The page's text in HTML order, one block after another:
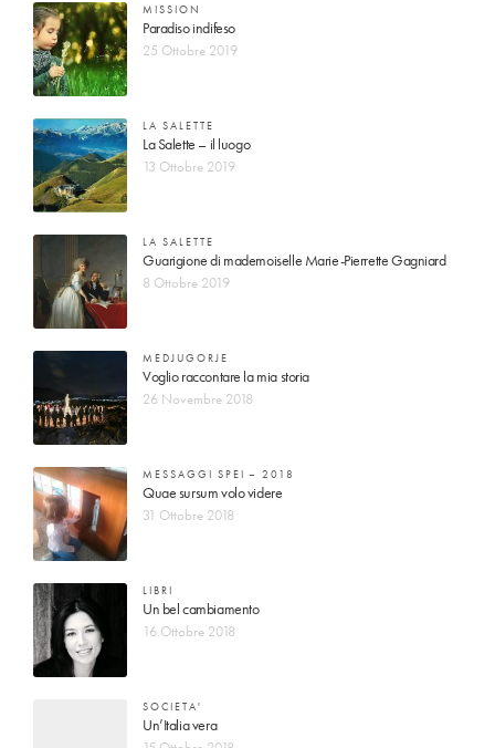
MISSION
Paradiso indifeso
25 Ottobre 2019
LA SALETTE
La Salette – il luogo
13 Ottobre 2019
LA SALETTE
Guarigione di mademoiselle Marie-Pierrette Gagniard
8 Ottobre 2019
MEDJUGORJE
Voglio raccontare la mia storia
26 Novembre 2018
MESSAGGI SPEI – 2018
Quae sursum volo videre
31 Ottobre 2018
LIBRI
Un bel cambiamento
16 Ottobre 2018
SOCIETA'
Un’Italia vera